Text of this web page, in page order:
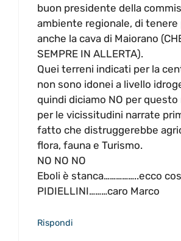
buon presidente della
ambiente regionale, di
anche la cava di Maiorano
SEMPRE IN ALLERTA).
Quei terreni indicati per la
non sono idonei a livello
quindi diciamo NO per
per le vicissitudini narrate
fatto che distruggerebbe
flora, fauna e Turismo.
NO NO NO
Eboli è stanca……………..ecco
PIDIELLINI………caro Marco
Rispondi